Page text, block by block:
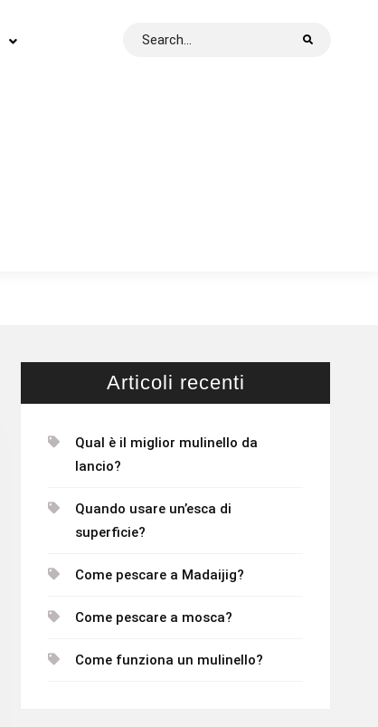
Search
Articoli recenti
Qual è il miglior mulinello da
lancio?
Quando usare un’esca di
superficie?
Come pescare a Madaijig?
Come pescare a mosca?
Come funziona un mulinello?